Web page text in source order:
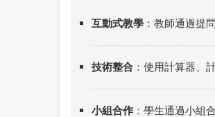
互動式教學 ：教師通過提
技術整合 ：使用計算器、
小組合作 ：學生通過小組